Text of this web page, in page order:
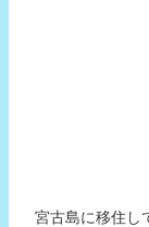
宮古島に移住し